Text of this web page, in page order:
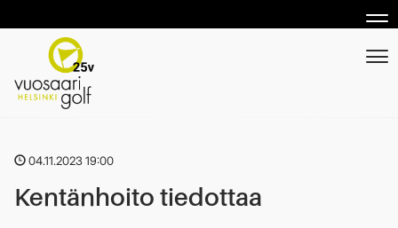
04.11.2023 19:00
Kentänhoito tiedottaa